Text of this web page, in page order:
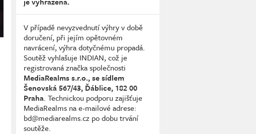
V případě nevyzvednutí výhry v době
doručení, při jejím opětovném
navrácení, výhra dotyčnému propadá.
Soutěž vyhlašuje INDIAN, což je
registrovaná značka společnosti
MediaRealms s.r.o., se sídlem
Šenovská 567/43, Ďáblice, 182 00
Praha. Technickou podporu zajišťuje
MediaRealms na e-mailové adrese:
bd@mediarealms.cz po dobu trvání
soutěže.